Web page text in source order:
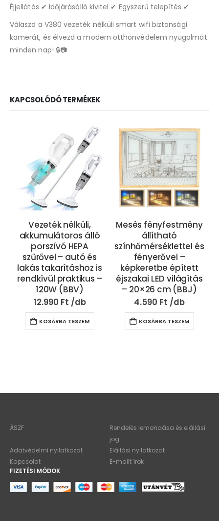
Éjjellátás ✔ Időjárásálló kivitel ✔ Egyszerű telepítés ✔
Válaszd a V380 vezeték nélküli smart wifi biztonsági
kamerát, és élvezd a modern otthonvédelem nyugalmát
minden nap! 🔒📷
KAPCSOLÓDÓ TERMÉKEK
Vezeték nélküli,
akkumulátoros álló
porszívó HEPA
szűrővel – autó és
lakás takarításhoz is
rendkívül praktikus –
120W (BBV)
12.990 Ft
KOSÁRBA TESZEM
Mesés fényfestmény
állítható
színhőmérséklettel és
fényerővel –
képkeretbe épített
éjszakai LED világítás
– 20×26 cm (BBJ)
4.590 Ft
KOSÁRBA TESZEM
ÁSZF
Rendelés lemondása és elállási
jog
Adatvédelmi nyilatkozat
Elállási nyilatkozat
Kapcsolat
E-mailt írok
FIZETÉSI MÓDOK